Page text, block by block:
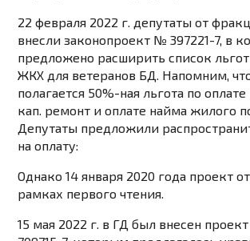
22 февраля 2022 г. депутаты от
внесли законопроект № 397221-7, в
предложено расширить список льгот
ЖКХ для ветеранов БД. Напомним,
полагается 50%-ная льгота по
кап. ремонт и оплате найма жилого
Депутаты предложили
на оплату:
Однако 14 января 2020 года проект
рамках первого чтения.
15 мая 2022 г. в ГД был внесен